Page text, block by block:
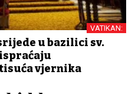
VATIKAN:
u bazilici sv.
vjernika